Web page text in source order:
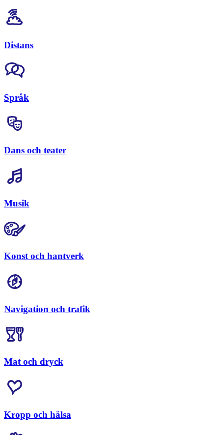
Distans
Språk
Dans och teater
Musik
Konst och hantverk
Navigation och trafik
Mat och dryck
Kropp och hälsa